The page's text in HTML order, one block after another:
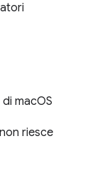
macOS
riesce